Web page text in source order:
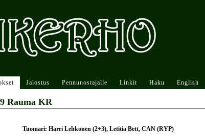
Jalostus Pennunostajalle Linkit Haku English
Rauma KR
Tuomari: Harri Lehkonen (2+3), Letitia Bett, CAN (RYP)